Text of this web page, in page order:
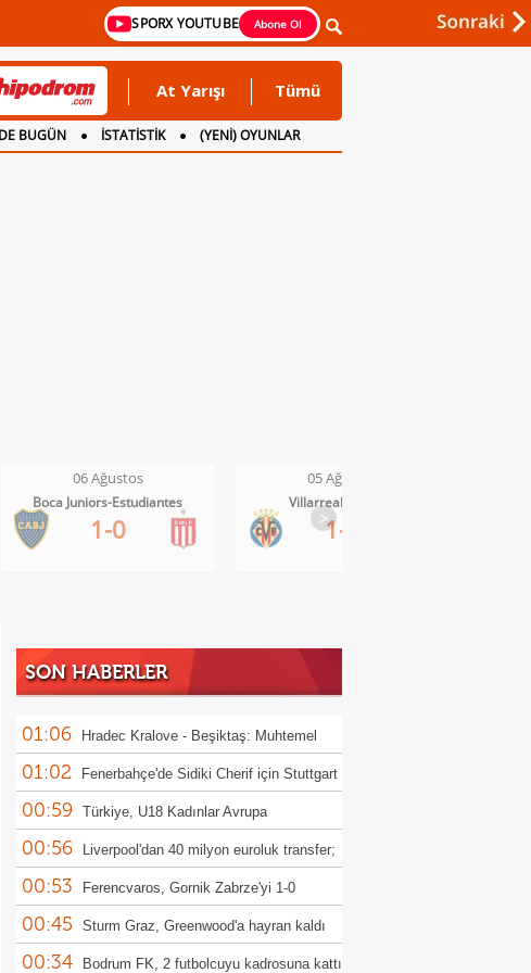
SPORX YOUTUBE Abone Ol
At Yarışı Tümü
BUGÜN İSTATİSTİK
(YENİ) OYUNLAR
05 Ağustos
Villarreal-Levante
1-0
05 Ağustos
AC Milan-Inter
1-1
>
SON HABERLER
01:06 Hradec Kralove - Beşiktaş: Muhtemel
11'ler
01:02 Fenerbahçe'de Sidiki Cherif için Stuttgart
iddiası!
00:59 Türkiye, U18 Kadınlar Avrupa
Şampiyonası'nda Sırbistan'a 70-67 yenildi
00:56 Liverpool'dan 40 milyon euroluk transfer;
Victor Munoz
00:53 Ferencvaros, Gornik Zabrze'yi 1-0
mağlup etti
00:45 Sturm Graz, Greenwood'a hayran kaldı
00:34 Bodrum FK, 2 futbolcuyu kadrosuna kattı